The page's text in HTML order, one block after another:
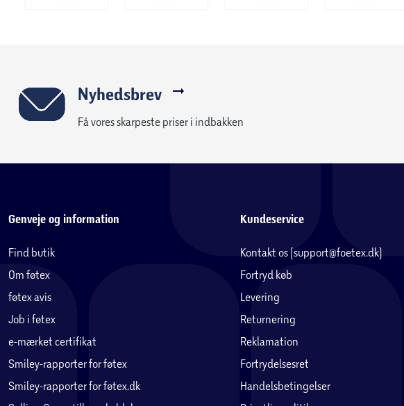
Nyhedsbrev
Få vores skarpeste priser i indbakken
Genveje og information
Find butik
Om føtex
føtex avis
Job i føtex
e-mærket certifikat
Smiley-rapporter for føtex
Smiley-rapporter for føtex.dk
Kundeservice
Kontakt os (support@foetex.dk)
Fortryd køb
Levering
Returnering
Reklamation
Fortrydelsesret
Handelsbetingelser